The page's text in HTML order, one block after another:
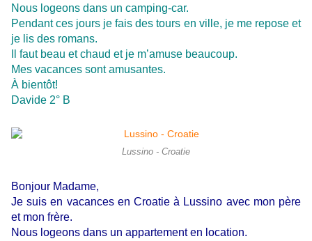
Nous logeons dans un camping-car.
Pendant ces jours je fais des tours en ville, je me repose et
je lis des romans.
Il faut beau et chaud et je m’amuse beaucoup.
Mes vacances sont amusantes.
À bientôt!
Davide 2° B
Lussino - Croatie
Bonjour Madame,
Je suis en vacances en Croatie à Lussino avec mon père
et mon frère.
Nous logeons dans un appartement en location.